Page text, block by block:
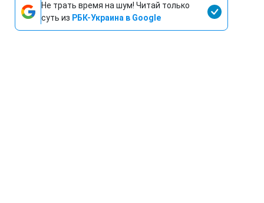
Не трать время на шум! Читай только
суть из РБК-Украина в Google